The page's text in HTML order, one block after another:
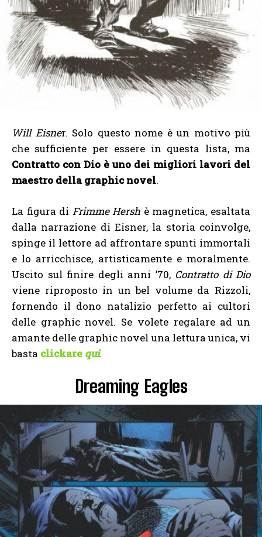
Will Eisner. Solo questo nome è un motivo più
che sufficiente per essere in questa lista, ma
Contratto con Dio è uno dei migliori lavori del
maestro della graphic novel.
La figura di Frimme Hersh è magnetica, esaltata
dalla narrazione di Eisner, la storia coinvolge,
spinge il lettore ad affrontare spunti immortali
e lo arricchisce, artisticamente e moralmente.
Uscito sul finire degli anni ’70, Contratto di Dio
viene riproposto in un bel volume da Rizzoli,
fornendo il dono natalizio perfetto ai cultori
delle graphic novel. Se volete regalare ad un
amante delle graphic novel una lettura unica, vi
basta clickare qui.
Dreaming Eagles